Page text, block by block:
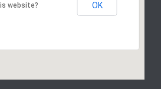
website? OK